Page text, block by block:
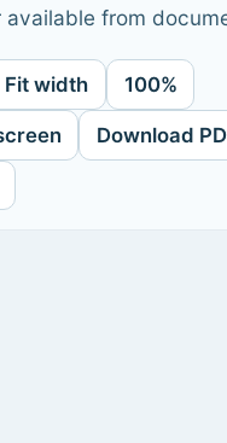
available from
Fit width 100%
Download